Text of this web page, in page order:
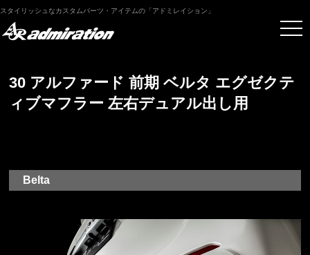
スタイリッシュなカスタムパーツ・アイテムの「アドミレイション」
30 アルファード 前期 ベルタ エグゼクテ
ィブマフラー 左右デュアル出し用
Belta